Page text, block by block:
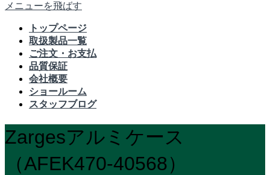
メニューを飛ばす
トップページ
取扱製品一覧
ご注文・お支払
品質保証
会社概要
ショールーム
スタッフブログ
Zargesアルミケース
（AFEK470-40568）